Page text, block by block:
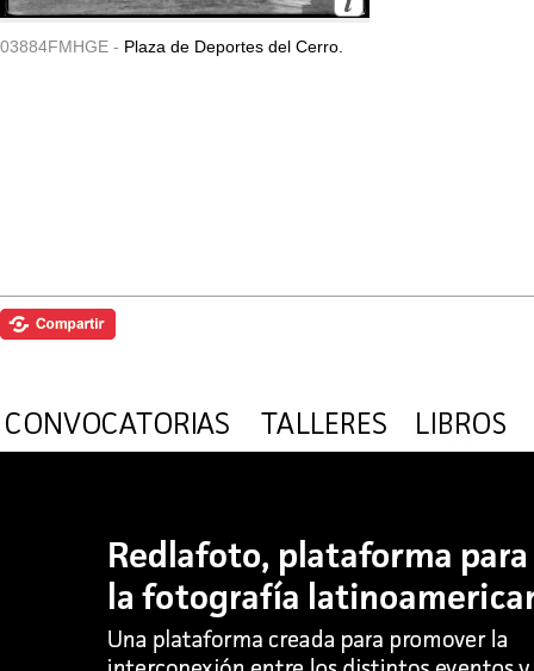
03884FMHGE - Plaza de Deportes del Cerro.